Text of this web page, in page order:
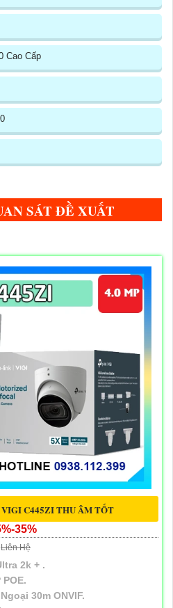
Cao Cấp
SÁT ĐỀ XUẤT
C445ZI THU ÂM TỐT
35%
Liên Hệ
2k + .
POE.
30m ONVIF.